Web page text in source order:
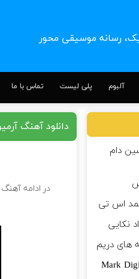
رسانه موسیقی محور
آلبوم پلی لیست تماس با ما
دانلود آهنگ
در ادامه
دام
اس تی
نکایی
های دریم